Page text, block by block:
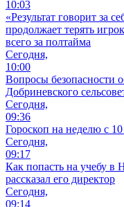
10:03
«Результат говорит за
продолжает терять
всего за полтайма
Сегодня,
10:00
Вопросы безопасности
Добриневского
Сегодня,
09:36
Гороскоп на неделю с 10
Сегодня,
09:17
Как попасть на учебу в
рассказал его директор
Сегодня,
09:14